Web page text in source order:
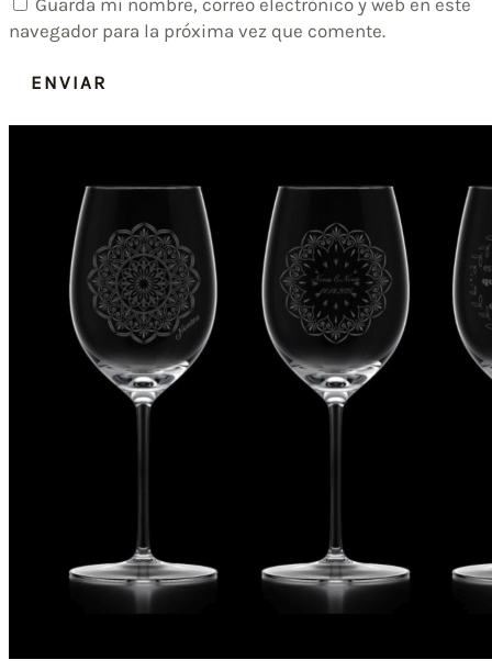
Guarda mi nombre, correo electrónico y web en este
navegador para la próxima vez que comente.